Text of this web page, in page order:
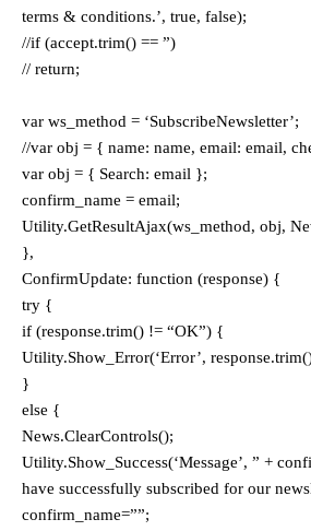
terms & conditions.’, true, false);
//if (accept.trim() == ”)
// return;
var ws_method = ‘SubscribeNewsletter’;
//var obj = { name: name, email: email,
var obj = { Search: email };
confirm_name = email;
Utility.GetResultAjax(ws_method, obj,
},
ConfirmUpdate: function (response) {
try {
if (response.trim() != “OK”) {
Utility.Show_Error(‘Error’,
}
else {
News.ClearControls();
Utility.Show_Success(‘Message’, ” +
have successfully subscribed for our
confirm_name=””;